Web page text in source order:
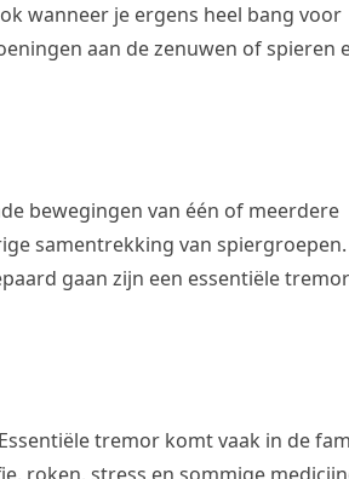
wanneer je ergens heel bang voor
aan de zenuwen of spieren
bewegingen van één of meerdere
samentrekking van
gaan zijn een essentiële
tremor komt vaak in de